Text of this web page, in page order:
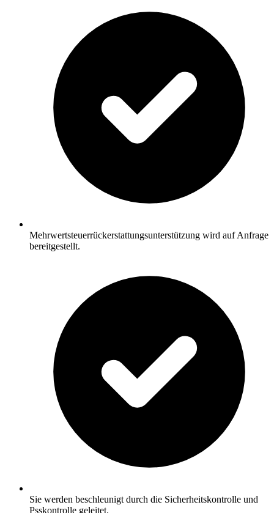
Mehrwertsteuerrückerstattungsunterstützung wird auf Anfrage
bereitgestellt.
Sie werden beschleunigt durch die Sicherheitskontrolle und
Psskontrolle geleitet.